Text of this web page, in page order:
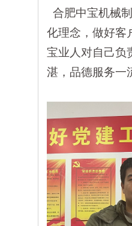
合肥中宝机械
化理念，做好客
宝业人对自己负
湛，品德服务一